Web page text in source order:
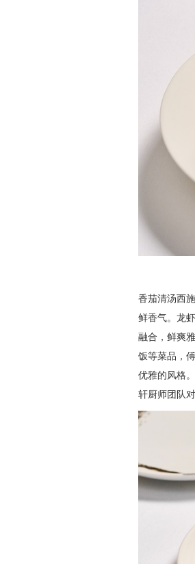
香茄清汤西
鲜香气。龙
融合，鲜爽
饭等菜品，
优雅的风格
轩厨师团队